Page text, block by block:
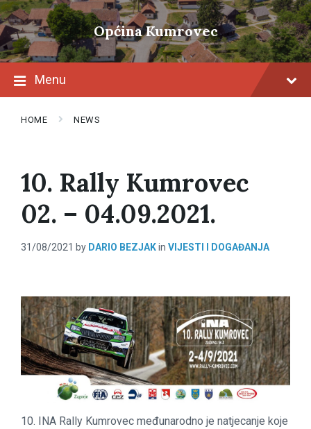
Skip
to
content
Skip
to
main
navigation
Skip
to
footer
Općina Kumrovec
Menu
HOME NEWS
10. Rally Kumrovec
02. – 04.09.2021.
31/08/2021 by DARIO BEZJAKin VIJESTI I DOGAĐANJA
10. INA Rally Kumrovec međunarodno je natjecanje koje